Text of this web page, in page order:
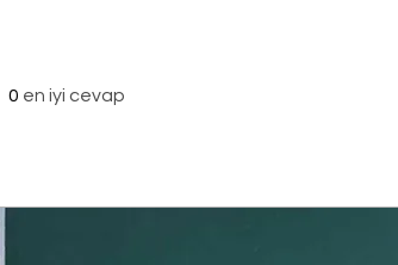
0 en iyi cevap